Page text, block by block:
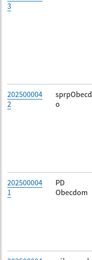
3
202500004
2
sprpObecd
o
202500004
1
PD
Obecdom